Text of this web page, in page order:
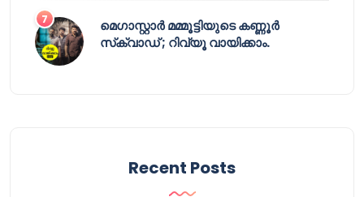
മെഗാസ്റ്റാർ മമ്മൂട്ടിയുടെ കണ്ണൂർ
സ്‌ക്വാഡ് ; റിവ്യൂ വായിക്കാം.
Recent Posts